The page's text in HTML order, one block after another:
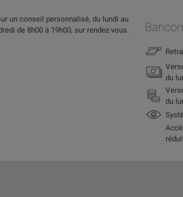
un conseil personnalisé, du lundi au
de 8h00 à 19h00, sur rendez-vous.
du
du